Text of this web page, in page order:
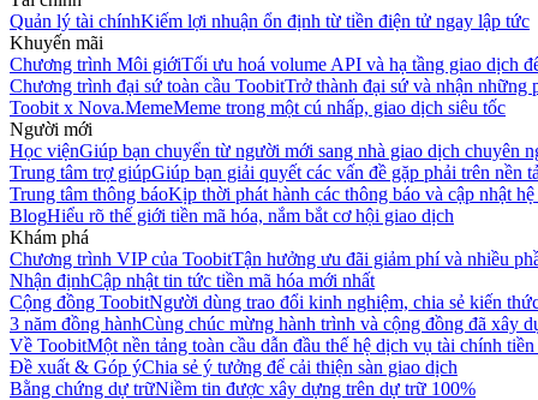
Quản lý tài chínhKiếm lợi nhuận ổn định từ tiền điện tử ngay lập tức
Khuyến mãi
Chương trình Môi giớiTối ưu hoá volume API và hạ tầng giao dịch
Chương trình đại sứ toàn cầu ToobitTrở thành đại sứ và nhận những
Toobit x Nova.MemeMeme trong một cú nhấp, giao dịch siêu tốc
Người mới
Học việnGiúp bạn chuyển từ người mới sang nhà giao dịch chuyên
Trung tâm trợ giúpGiúp bạn giải quyết các vấn đề gặp phải trên nền
Trung tâm thông báoKịp thời phát hành các thông báo và cập nhật
BlogHiểu rõ thế giới tiền mã hóa, nắm bắt cơ hội giao dịch
Khám phá
Chương trình VIP của ToobitTận hưởng ưu đãi giảm phí và nhiều
Nhận địnhCập nhật tin tức tiền mã hóa mới nhất
Cộng đồng ToobitNgười dùng trao đổi kinh nghiệm, chia sẻ kiến
3 năm đồng hànhCùng chúc mừng hành trình và cộng đồng đã xây
Về ToobitMột nền tảng toàn cầu dẫn đầu thế hệ dịch vụ tài chính
Đề xuất & Góp ýChia sẻ ý tưởng để cải thiện sàn giao dịch
Bằng chứng dự trữNiềm tin được xây dựng trên dự trữ 100%